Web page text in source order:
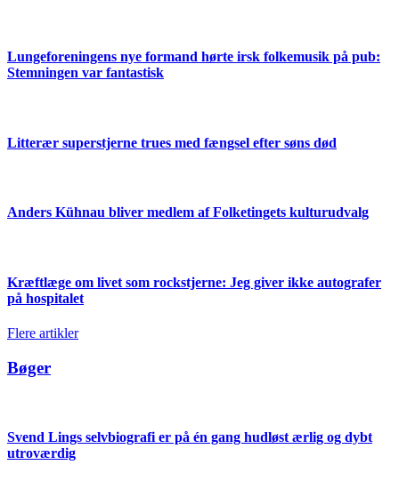
Lungeforeningens nye formand hørte irsk folkemusik på pub:
Stemningen var fantastisk
Litterær superstjerne trues med fængsel efter søns død
Anders Kühnau bliver medlem af Folketingets kulturudvalg
Kræftlæge om livet som rockstjerne: Jeg giver ikke autografer
på hospitalet
Flere artikler
Bøger
Svend Lings selvbiografi er på én gang hudløst ærlig og dybt
utroværdig